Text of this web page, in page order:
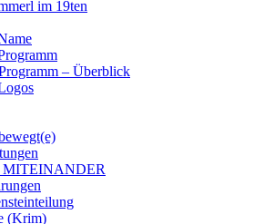
im 19ten
– Überblick
MITEINANDER
(Krim)